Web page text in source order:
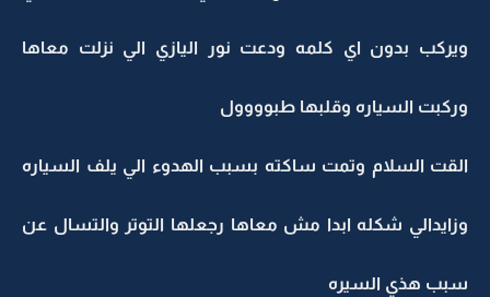
ويركب بدون اي كلمه ودعت نور اليازي الي نزلت معاها
وركبت السياره وقلبها طبوووول
القت السلام وتمت ساكته بسبب الهدوء الي يلف السياره
وزايدالي شكله ابدا مش معاها رجعلها التوتر والتسال عن
سبب هذي السيره